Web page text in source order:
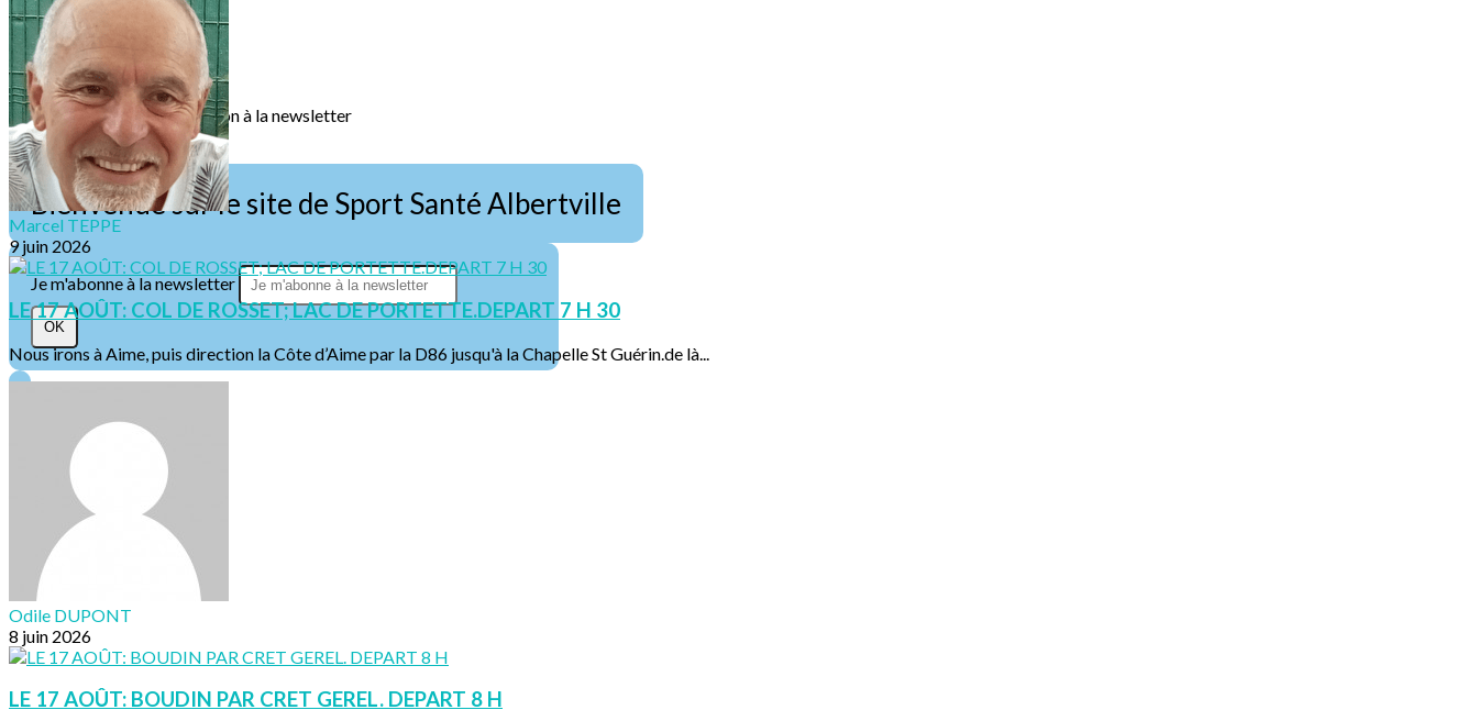
Texte, bouton et/ou inscription à la newsletter
Cliquez pour éditer
Bienvenue sur le site de Sport Santé Albertville
Je m'abonne à la newsletter
OK
Marcel TEPPE
9 juin 2026
LE 17 AOÛT: COL DE ROSSET; LAC DE PORTETTE.DEPART 7 H 30
Nous irons à Aime, puis direction la Côte d’Aime par la D86 jusqu'à la Chapelle St Guérin.de là...
Odile DUPONT
8 juin 2026
LE 17 AOÛT: BOUDIN PAR CRET GEREL. DEPART 8 H